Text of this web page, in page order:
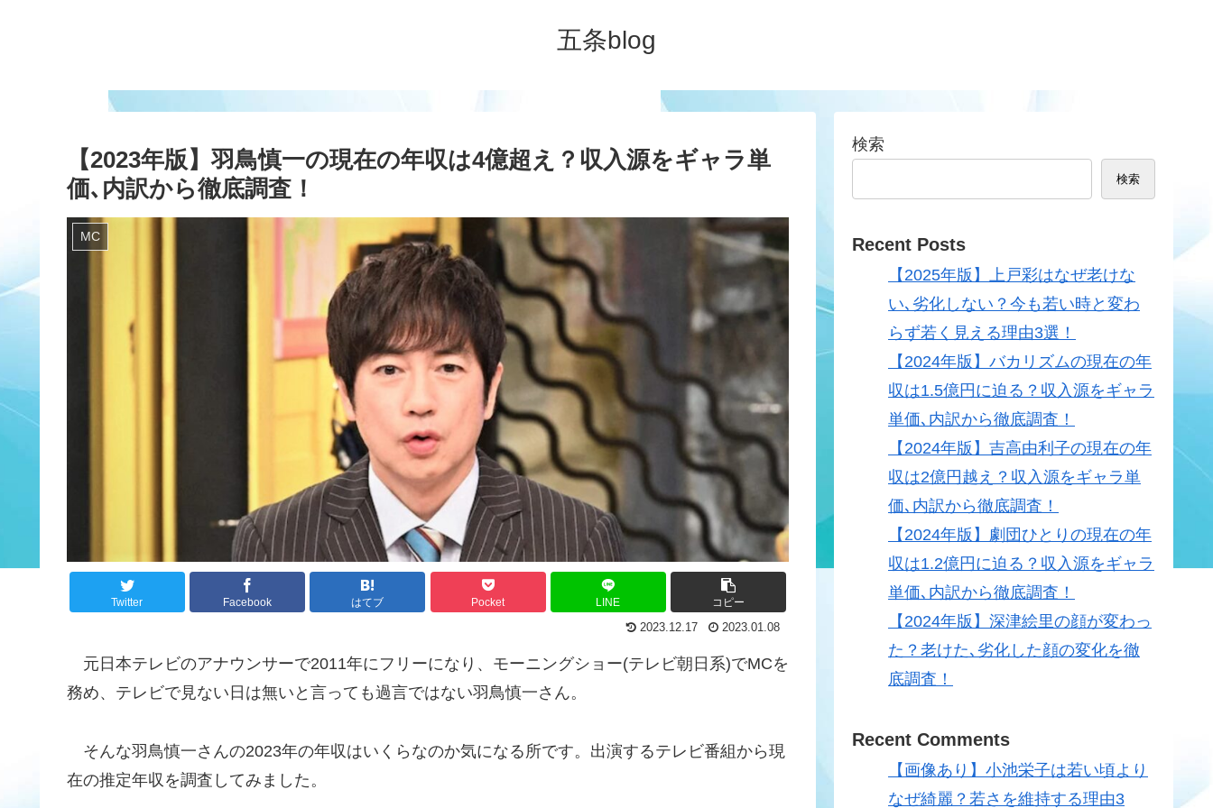
五条blog
【2023年版】羽鳥慎一の現在の年収は4億超え？収入源をギャラ単
価､内訳から徹底調査！
MC
Twitter Facebook はてブ Pocket LINE コピー
2023.12.17 2023.01.08
元日本テレビのアナウンサーで2011年にフリーになり、モーニングショー(テレビ朝日系)でMCを
務め、テレビで見ない日は無いと言っても過言ではない羽鳥慎一さん。
そんな羽鳥慎一さんの2023年の年収はいくらなのか気になる所です。出演するテレビ番組から現
在の推定年収を調査してみました。
検索
検索
Recent Posts
【2025年版】上戸彩はなぜ老けな
い､劣化しない？今も若い時と変わ
らず若く見える理由3選！
【2024年版】バカリズムの現在の年
収は1.5億円に迫る？収入源をギャラ
単価､内訳から徹底調査！
【2024年版】吉高由利子の現在の年
収は2億円越え？収入源をギャラ単
価､内訳から徹底調査！
【2024年版】劇団ひとりの現在の年
収は1.2億円に迫る？収入源をギャラ
単価､内訳から徹底調査！
【2024年版】深津絵里の顔が変わっ
た？老けた､劣化した顔の変化を徹
底調査！
Recent Comments
【画像あり】小池栄子は若い頃より
なぜ綺麗？若さを維持する理由3